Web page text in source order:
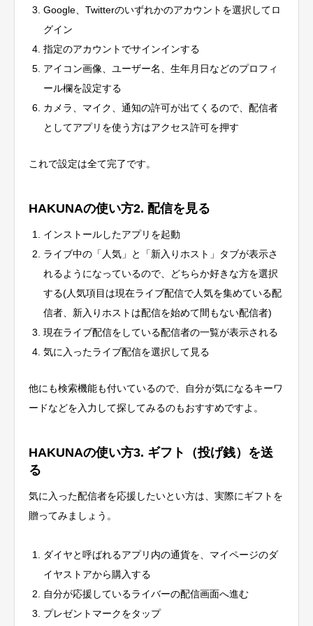
Google、Twitterのいずれかのアカウントを選択してロ
グイン
指定のアカウントでサインインする
アイコン画像、ユーザー名、生年月日などのプロフィ
ール欄を設定する
カメラ、マイク、通知の許可が出てくるので、配信者
としてアプリを使う方はアクセス許可を押す
これで設定は全て完了です。
HAKUNAの使い方2. 配信を見る
インストールしたアプリを起動
ライブ中の「人気」と「新入りホスト」タブが表示さ
れるようになっているので、どちらか好きな方を選択
する(人気項目は現在ライブ配信で人気を集めている配
信者、新入りホストは配信を始めて間もない配信者)
現在ライブ配信をしている配信者の一覧が表示される
気に入ったライブ配信を選択して見る
他にも検索機能も付いているので、自分が気になるキーワ
ードなどを入力して探してみるのもおすすめですよ。
HAKUNAの使い方3. ギフト（投げ銭）を送
る
気に入った配信者を応援したいとい方は、実際にギフトを
贈ってみましょう。
ダイヤと呼ばれるアプリ内の通貨を、マイページのダ
イヤストアから購入する
自分が応援しているライバーの配信画面へ進む
プレゼントマークをタップ